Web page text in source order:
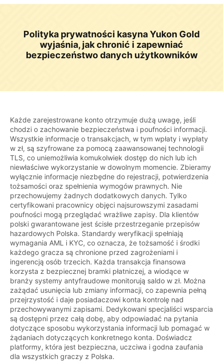
Polityka prywatności kasyna Yukon Gold
wyjaśnia, jak chronić i zapewniać
bezpieczeństwo danych użytkowników
Każde zarejestrowane konto otrzymuje dużą uwagę, jeśli
chodzi o zachowanie bezpieczeństwa i poufności informacji.
Wszystkie informacje o transakcjach, w tym wpłaty i wypłaty
w zł, są szyfrowane za pomocą zaawansowanej technologii
TLS, co uniemożliwia komukolwiek dostęp do nich lub ich
niewłaściwe wykorzystanie w dowolnym momencie. Zbieramy
wyłącznie informacje niezbędne do rejestracji, potwierdzenia
tożsamości oraz spełnienia wymogów prawnych. Nie
przechowujemy żadnych dodatkowych danych. Tylko
certyfikowani pracownicy objęci najsurowszymi zasadami
poufności mogą przeglądać wrażliwe zapisy. Dla klientów
polski gwarantowane jest ścisłe przestrzeganie przepisów
hazardowych Polska. Standardy weryfikacji spełniają
wymagania AML i KYC, co oznacza, że tożsamość i środki
każdego gracza są chronione przed zagrożeniami i
ingerencją osób trzecich. Każda transakcja finansowa
korzysta z bezpiecznej bramki płatniczej, a wiodące w
branży systemy antyfraudowe monitorują saldo w zł. Można
zażądać usunięcia lub zmiany informacji, co zapewnia pełną
przejrzystość i daje posiadaczowi konta kontrolę nad
przechowywanymi zapisami. Dedykowani specjaliści wsparcia
są dostępni przez całą dobę, aby odpowiadać na pytania
dotyczące sposobu wykorzystania informacji lub pomagać w
żądaniach dotyczących konkretnego konta. Doświadcz
platformy, która jest bezpieczna, uczciwa i godna zaufania
dla wszystkich graczy z Polska.